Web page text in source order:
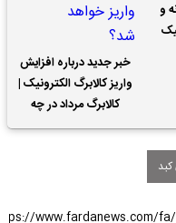
و
خبر جدید درباره افزایش
واریز کالابرگ الکترونیک |
کالابرگ مرداد در چه
تاریخی واریز خواهد شد؟